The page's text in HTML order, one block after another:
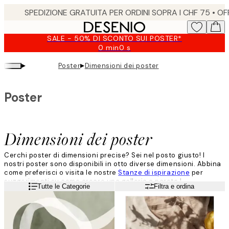
SALE - 50% DI SCONTO SUI POSTER*
0 min0 s
Valido
fino
a:
▸ Poster▸Dimensioni dei poster
Dimensioni dei poster
Poster
Cerchi poster di dimensioni precise? Sei nel posto giusto! I
nostri poster sono disponibili in otto diverse dimensioni. Abbina
come preferisci o visita le nostreStanze di ispirazione per
suggerimenti su come creare una galleria a parete !
Leggi di piùTutte le Categorie Filtra e ordina